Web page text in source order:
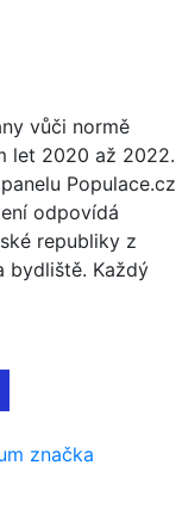
vůči normě
let 2020 až 2022.
Populace.cz
odpovídá
republiky z
bydliště. Každý
značka